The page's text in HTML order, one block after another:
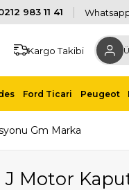
983 11 41
Kargo Takibi
Ford Ticari Peugeot
Gm Marka
J Motor